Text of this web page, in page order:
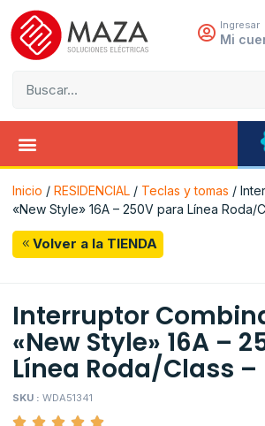
Ingresar
Mi
Inicio / RESIDENCIAL / Teclas y tomas /
«New Style» 16A – 250V para Línea Roda/
Volver a la TIENDA
Interruptor
«New Style» 16A –
Línea Roda/Class
SKU : WDA51341